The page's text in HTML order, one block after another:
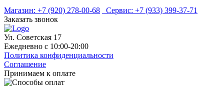
Магазин: +7 (920) 278-00-68 Сервис: +7 (933) 399-37-71
Заказать звонок
Ул. Советская 17
Ежедневно с 10:00-20:00
Политика конфиденциальности
Соглашение
Принимаем к оплате